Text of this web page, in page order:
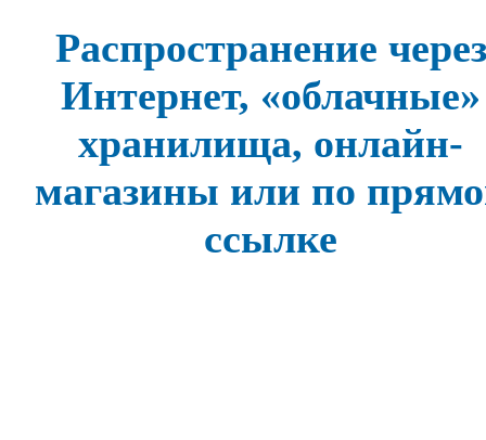
Распространение через
Интернет, «облачные»
хранилища, онлайн-
магазины или по
ссылке